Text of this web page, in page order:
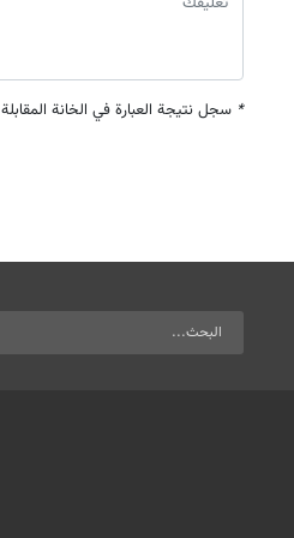
* سجل نتيجة العبارة في الخانة المقابلة